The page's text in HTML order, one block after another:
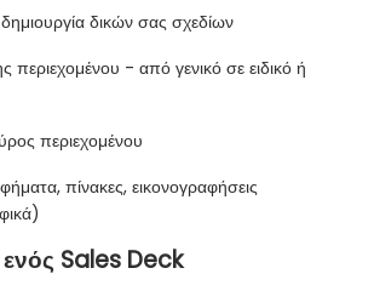
δικών σας σχεδίων
- από γενικό σε ειδικό ή
περιεχομένου
πίνακες, εικονογραφήσεις
Sales Deck